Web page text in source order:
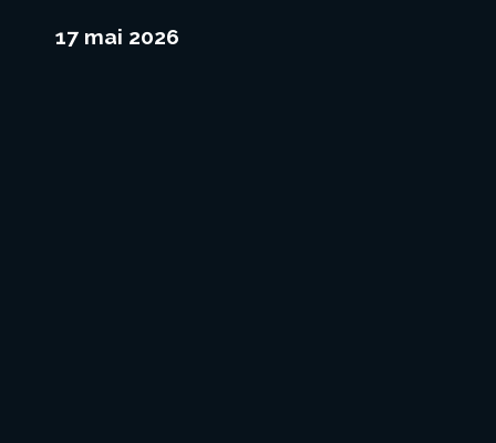
17 mai 2026